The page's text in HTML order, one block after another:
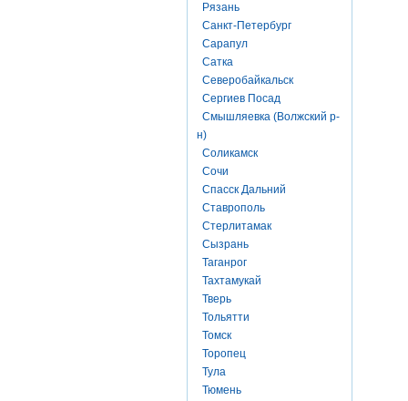
Рязань
Санкт-Петербург
Сарапул
Сатка
Северобайкальск
Сергиев Посад
Смышляевка (Волжский р-
н)
Соликамск
Сочи
Спасск Дальний
Ставрополь
Стерлитамак
Сызрань
Таганрог
Тахтамукай
Тверь
Тольятти
Томск
Торопец
Тула
Тюмень